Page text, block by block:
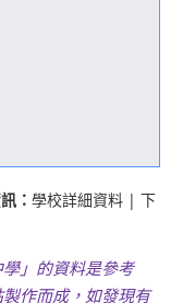
： 學校詳細資料 | 下
」的資料是參考
作而成，如發現有